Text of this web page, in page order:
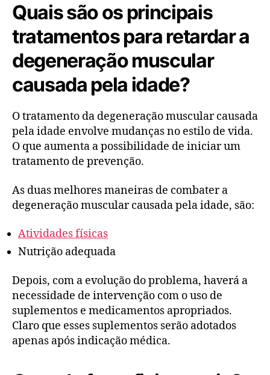
Quais são os principais
tratamentos para retardar a
degeneração muscular
causada pela idade?
O tratamento da degeneração muscular causada
pela idade envolve mudanças no estilo de vida.
O que aumenta a possibilidade de iniciar um
tratamento de prevenção.
As duas melhores maneiras de combater a
degeneração muscular causada pela idade, são:
Atividades físicas
Nutrição adequada
Depois, com a evolução do problema, haverá a
necessidade de intervenção com o uso de
suplementos e medicamentos apropriados.
Claro que esses suplementos serão adotados
apenas após indicação médica.